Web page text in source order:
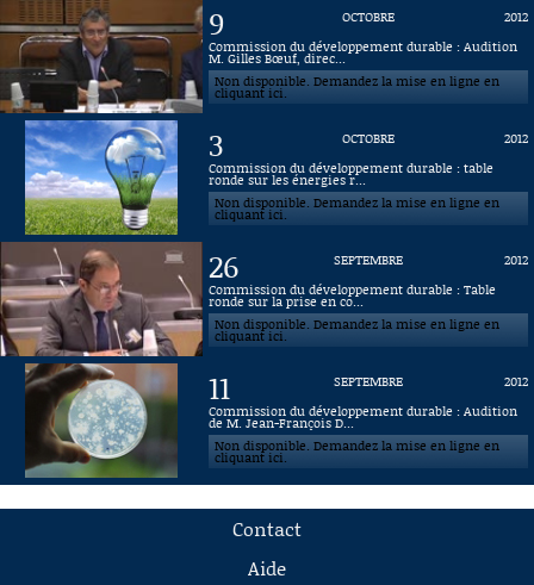
9 OCTOBRE
2012
Commission du développement durable : Audition
M. Gilles Bœuf, direc...
Non disponible. Demandez la mise en ligne en
cliquant ici.
3 OCTOBRE
2012
Commission du développement durable : table
ronde sur les énergies r...
Non disponible. Demandez la mise en ligne en
cliquant ici.
26 SEPTEMBRE
2012
Commission du développement durable : Table
ronde sur la prise en co...
Non disponible. Demandez la mise en ligne en
cliquant ici.
11 SEPTEMBRE
2012
Commission du développement durable : Audition
de M. Jean-François D...
Non disponible. Demandez la mise en ligne en
cliquant ici.
Contact
Aide